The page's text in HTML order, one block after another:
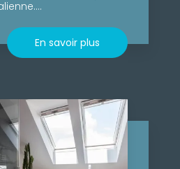
En savoir plus